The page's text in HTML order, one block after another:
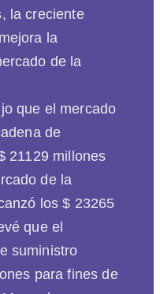
la creciente
la
de la
que el mercado
de
21129 millones
de la
los $ 23265
que el
suministro
para fines de